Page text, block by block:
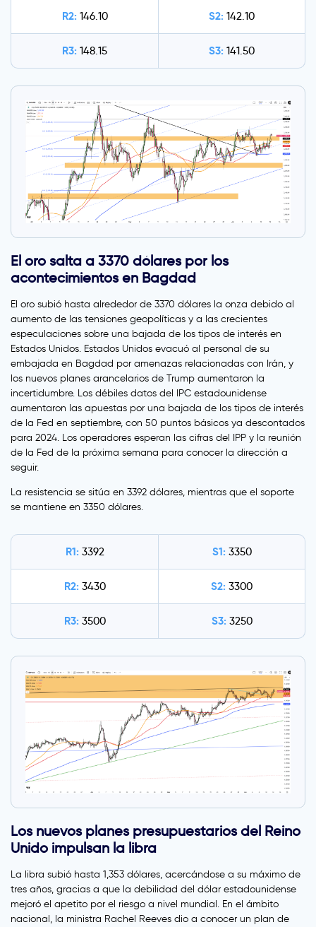
R2: 146.10 S2: 142.10
R3: 148.15 S3: 141.50
El oro salta a 3370 dólares por los
acontecimientos en Bagdad
El oro subió hasta alrededor de 3370 dólares la onza debido al
aumento de las tensiones geopolíticas y a las crecientes
especulaciones sobre una bajada de los tipos de interés en
Estados Unidos. Estados Unidos evacuó al personal de su
embajada en Bagdad por amenazas relacionadas con Irán, y
los nuevos planes arancelarios de Trump aumentaron la
incertidumbre. Los débiles datos del IPC estadounidense
aumentaron las apuestas por una bajada de los tipos de interés
de la Fed en septiembre, con 50 puntos básicos ya descontados
para 2024. Los operadores esperan las cifras del IPP y la reunión
de la Fed de la próxima semana para conocer la dirección a
seguir.
La resistencia se sitúa en 3392 dólares, mientras que el soporte
se mantiene en 3350 dólares.
R1: 3392 S1: 3350
R2: 3430 S2: 3300
R3: 3500 S3: 3250
Los nuevos planes presupuestarios del Reino
Unido impulsan la libra
La libra subió hasta 1,353 dólares, acercándose a su máximo de
tres años, gracias a que la debilidad del dólar estadounidense
mejoró el apetito por el riesgo a nivel mundial. En el ámbito
nacional, la ministra Rachel Reeves dio a conocer un plan de